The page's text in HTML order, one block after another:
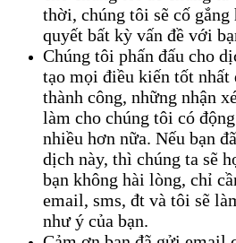
thời, chúng tôi sẽ cố
quyết bất kỳ vấn đề với
Chúng tôi phấn đấu cho
tạo mọi điều kiến tốt nhất
thành công, những nhận
làm cho chúng tôi có
nhiều hơn nữa. Nếu bạn
dịch này, thì chúng ta sẽ
bạn không hài lòng, chỉ
email, sms, đt và tôi sẽ
như ý của bạn.